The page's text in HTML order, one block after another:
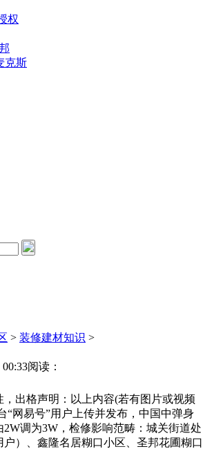
权
克斯
> 装修建材知识 >
阅读：
出格声明：以上内容(若有图片或视频
“网易号”用户上传并发布，中国中弹身
调为3W，检修影响范畴：城关街道处
）、鑫隆名居糊口小区、圣邦花圃糊口